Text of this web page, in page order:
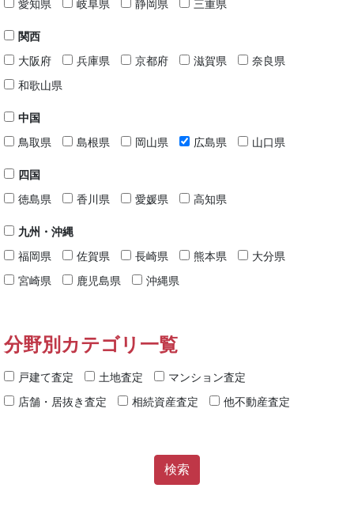
愛知県 岐阜県 静岡県 三重県
関西
大阪府
兵庫県 京都府 滋賀県
奈良県
和歌山県
中国
鳥取県
島根県 岡山県 広島県 山口県
四国
徳島県
香川県 愛媛県 高知県
九州・沖縄
福岡県
佐賀県 長崎県 熊本県
大分県
宮崎県
鹿児島県 沖縄県
分野別カテゴリ一覧
戸建て査定 土地査定
マンション査定
店舗・居抜き査定
相続資産査定 他不動産査定